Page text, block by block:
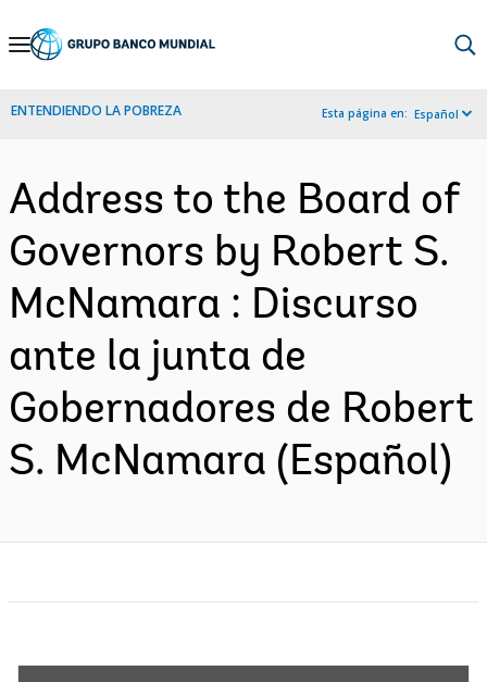
Skip
Navigation
ENTENDIENDO LA POBREZA Esta página en: Español
Address to the Board of
Governors by Robert S.
McNamara : Discurso
ante la junta de
Gobernadores de Robert
S. McNamara (Español)